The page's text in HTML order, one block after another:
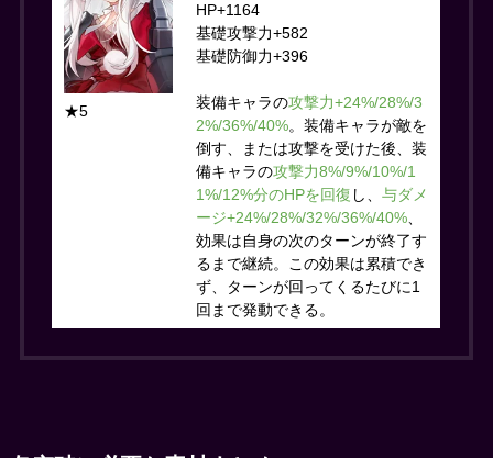
★5
HP+1164
基礎攻撃力+582
基礎防御力+396
装備キャラの攻撃力+24%/28%/3
2%/36%/40%。装備キャラが敵を
倒す、または攻撃を受けた後、装
備キャラの攻撃力8%/9%/10%/1
1%/12%分のHPを回復 し、 与ダメ
ージ+24%/28%/32%/36%/40%、
効果は自身の次のターンが終了す
るまで継続。この効果は累積でき
ず、ターンが回ってくるたびに1
回まで発動できる。